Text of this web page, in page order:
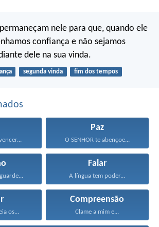
nele para que, quando ele
confiança e não sejamos
dele na sua vinda.
segunda vinda fim dos tempos
Paz
O SENHOR te abençoe...
Falar
A língua tem poder...
os...
Compreensão
Clame a mim e...